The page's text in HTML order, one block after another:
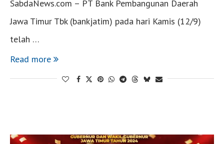
SabdaNews.com – PT Bank Pembangunan Daerah
Jawa Timur Tbk (bankjatim) pada hari Kamis (12/9)
telah …
Read more